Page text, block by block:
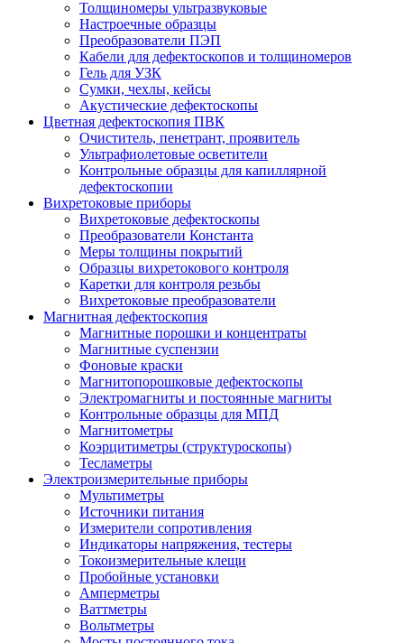
Толщиномеры ультразвуковые
Настроечные образцы
Преобразователи ПЭП
Кабели для дефектоскопов и толщиномеров
Гель для УЗК
Сумки, чехлы, кейсы
Акустические дефектоскопы
Цветная дефектоскопия ПВК
Очиститель, пенетрант, проявитель
Ультрафиолетовые осветители
Контрольные образцы для капиллярной
дефектоскопии
Вихретоковые приборы
Вихретоковые дефектоскопы
Преобразователи Константа
Меры толщины покрытий
Образцы вихретокового контроля
Каретки для контроля резьбы
Вихретоковые преобразователи
Магнитная дефектоскопия
Магнитные порошки и концентраты
Магнитные суспензии
Фоновые краски
Магнитопорошковые дефектоскопы
Электромагниты и постоянные магниты
Контрольные образцы для МПД
Магнитометры
Коэрцитиметры (структуроскопы)
Тесламетры
Электроизмерительные приборы
Мультиметры
Источники питания
Измерители сопротивления
Индикаторы напряжения, тестеры
Токоизмерительные клещи
Пробойные установки
Амперметры
Ваттметры
Вольтметры